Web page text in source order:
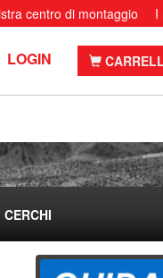
centro di montaggio I
LOGIN
CERCHI